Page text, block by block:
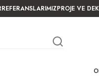
REFERANSLARIMIZPROJE VE